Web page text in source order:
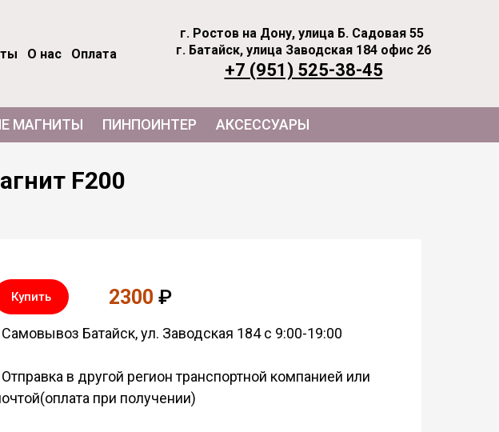
О нас Оплата
г. Ростов на Дону, улица Б. Садовая 55
г. Батайск, улица Заводская 184 офис 26
+7 (951) 525-38-45
МАГНИТЫ ПИНПОИНТЕР АКСЕССУАРЫ
F200
Купить 2300 ₽
Самовывоз Батайск, ул. Заводская 184 с 9:00-19:00
Отправка в другой регион транспортной компанией или
при получении)